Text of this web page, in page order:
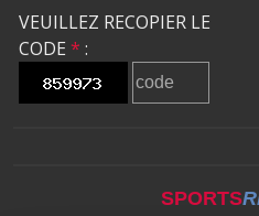
VEUILLEZ RECOPIER LE
CODE * :
SPORTS